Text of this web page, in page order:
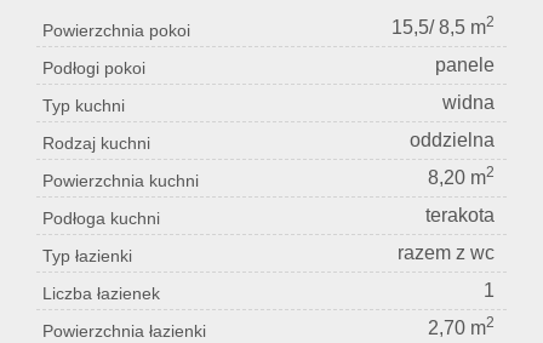
Powierzchnia pokoi 15,5/ 8,5 m2
Podłogi pokoi panele
Typ kuchni widna
Rodzaj kuchni oddzielna
Powierzchnia kuchni 8,20 m2
Podłoga kuchni terakota
Typ łazienki razem z wc
Liczba łazienek 1
Powierzchnia łazienki 2,70 m2